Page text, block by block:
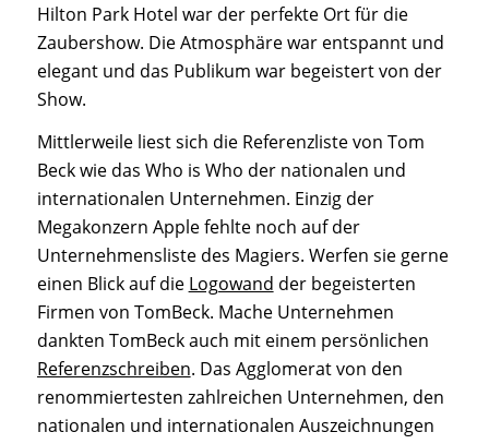
Hilton Park Hotel war der perfekte Ort für die
Zaubershow. Die Atmosphäre war entspannt und
elegant und das Publikum war begeistert von der
Show.
Mittlerweile liest sich die Referenzliste von Tom
Beck wie das Who is Who der nationalen und
internationalen Unternehmen. Einzig der
Megakonzern Apple fehlte noch auf der
Unternehmensliste des Magiers. Werfen sie gerne
einen Blick auf die Logowand der begeisterten
Firmen von TomBeck. Mache Unternehmen
dankten TomBeck auch mit einem persönlichen
Referenzschreiben. Das Agglomerat von den
renommiertesten zahlreichen Unternehmen, den
nationalen und internationalen Auszeichnungen